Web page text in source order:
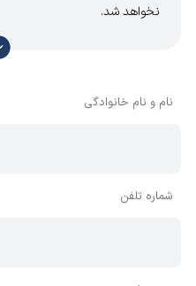
نخواهد شد.
با توجه به آن که امکان
وجود دارد، معمولا نظراتی که
نام و نام خانوادگی
شماره تلفن